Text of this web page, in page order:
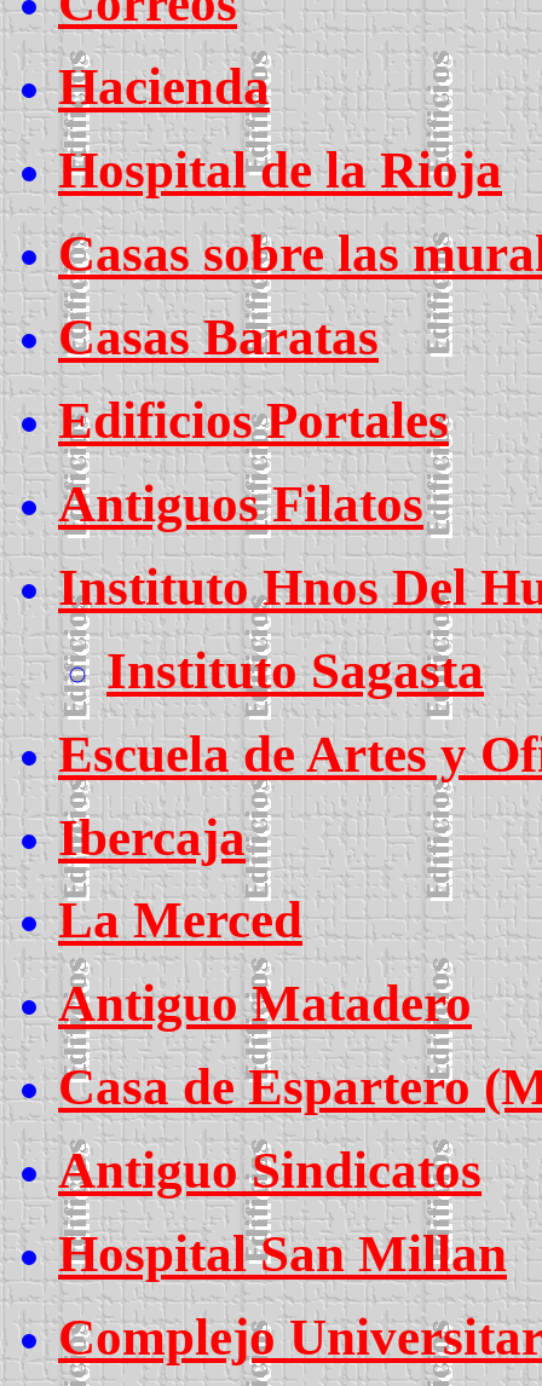
Hacienda
Hospital de la Rioja
Casas sobre las
Casas Baratas
Edificios Portales
Antiguos Filatos
Instituto Hnos Del
Instituto Sagasta
Escuela de Artes y
Ibercaja
La Merced
Antiguo Matadero
Casa de Espartero
Antiguo Sindicatos
Hospital San Millan
Complejo